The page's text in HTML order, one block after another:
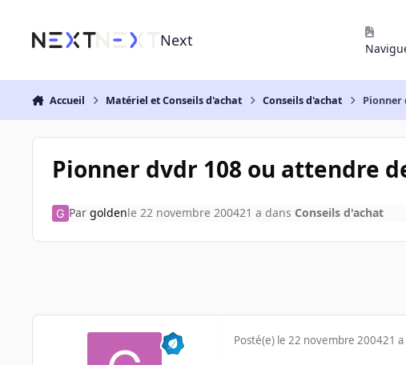
Next
Accueil Matériel et Conseils d'achat Conseils d'achat Pionner
Pionner dvdr 108 ou attendre
Par goldenle 22 novembre 200421 a dans Conseils d'achat
Posté(e) le 22 novembre 200421 a